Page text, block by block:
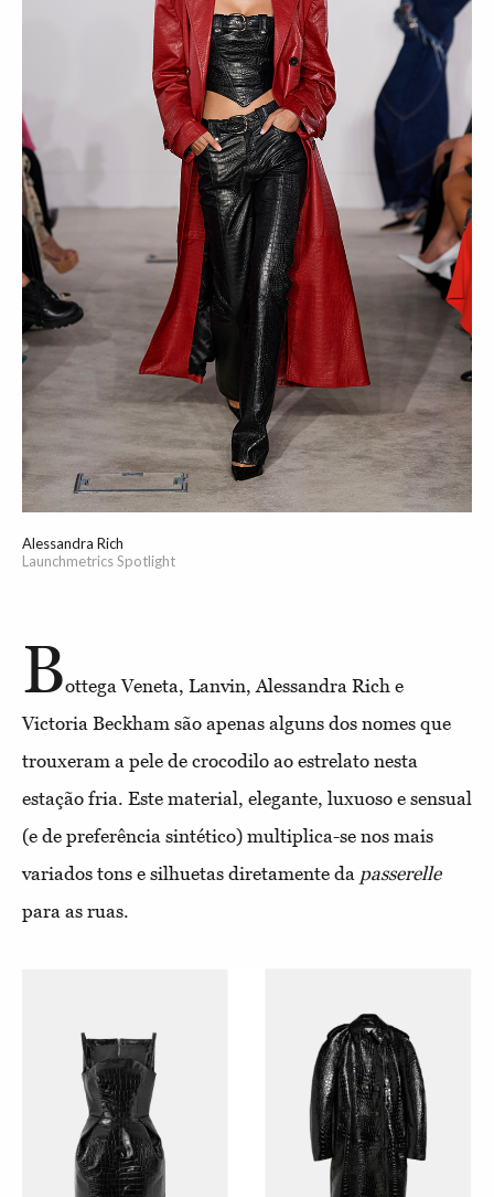
Alessandra Rich
Launchmetrics Spotlight
Bottega Veneta, Lanvin, Alessandra Rich e
Victoria Beckham são apenas alguns dos nomes que
trouxeram a pele de crocodilo ao estrelato nesta
estação fria. Este material, elegante, luxuoso e sensual
(e de preferência sintético) multiplica-se nos mais
variados tons e silhuetas diretamente da passerelle
para as ruas.